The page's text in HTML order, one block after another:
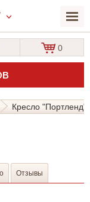
0
Кресло "Портленд"
Отзывы